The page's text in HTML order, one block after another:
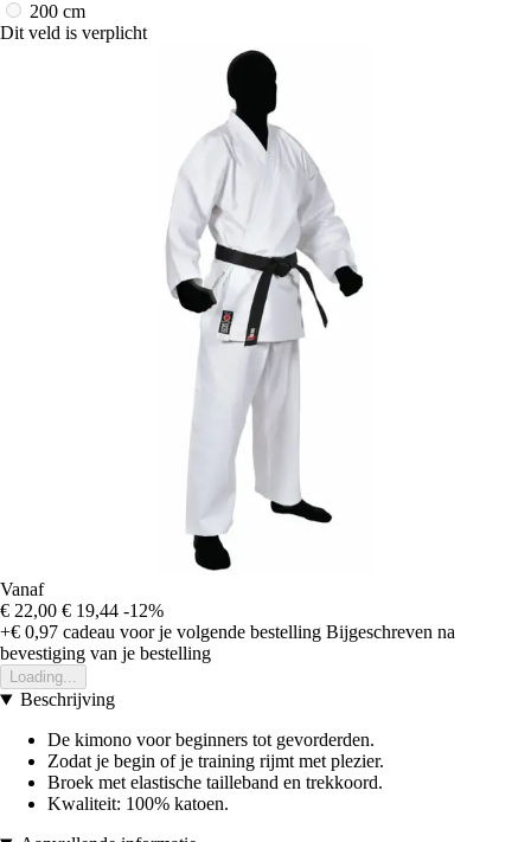
200 cm
Dit veld is verplicht
Vanaf
€ 22,00 € 19,44 -12%
+€ 0,97 cadeau voor je volgende bestelling Bijgeschreven na
bevestiging van je bestelling
Loading...
Beschrijving
De kimono voor beginners tot gevorderden.
Zodat je begin of je training rijmt met plezier.
Broek met elastische tailleband en trekkoord.
Kwaliteit: 100% katoen.